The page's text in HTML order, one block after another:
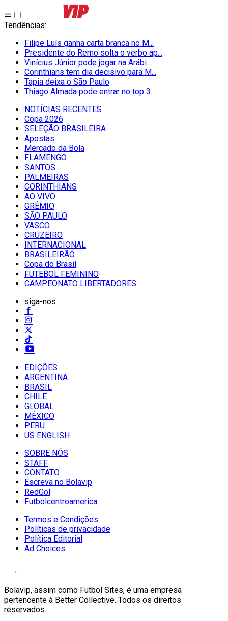
Tendências:
Filipe Luís ganha carta branca no M...
Presidente do Remo solta o verbo ap...
Vinícius Júnior pode jogar na Arábi...
Corinthians tem dia decisivo para M...
Tapia deixa o São Paulo
Thiago Almada pode entrar no top 3
NOTÍCIAS RECENTES
Copa 2026
SELEÇÃO BRASILEIRA
Apostas
Mercado da Bola
FLAMENGO
SANTOS
PALMEIRAS
CORINTHIANS
AO VIVO
GRÊMIO
SĀO PAULO
VASCO
CRUZEIRO
INTERNACIONAL
BRASILEIRÃO
Copa do Brasil
FUTEBOL FEMININO
CAMPEONATO LIBERTADORES
siga-nos
EDIÇÕES
ARGENTINA
BRASIL
CHILE
GLOBAL
MÉXICO
PERU
US ENGLISH
SOBRE NÓS
STAFF
CONTATO
Escreva no Bolavip
RedGol
Futbolcentroamerica
Termos e Condições
Políticas de privacidade
Política Editorial
Ad Choices
Bolavip, assim como Futbol Sites, é uma empresa
pertencente à Better Collective. Todos os direitos
reservados.